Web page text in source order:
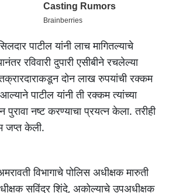
पाटील यांनी लाच मागितल्याचे
रविवारी दुपारी एसीबीने रचलेल्या
तक्रारदाराकडून दोन लाख रुपयांची रक्कम
पाटील यांनी ती रक्कम त्यांच्या
नष्ट करण्याचा प्रयत्न केला. तरीही
जप्त केली.
विभागाचे पोलिस अधीक्षक मारुती
सविंद्र शिंदे, अकाेल्याचे उपअधीक्षक